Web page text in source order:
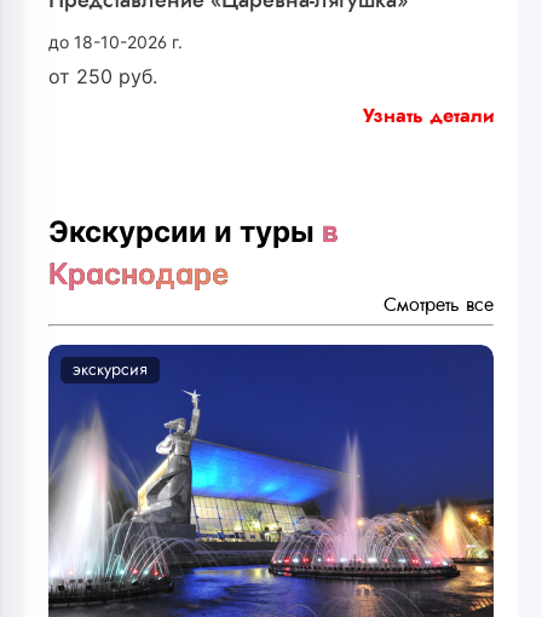
до 18-10-2026 г.
от 250 руб.
Узнать детали
Экскурсии и туры в
Краснодаре
Смотреть все
экскурсия